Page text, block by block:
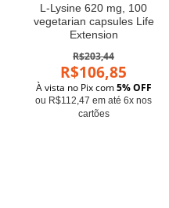
L-Lysine 620 mg, 100
vegetarian capsules Life
Extension
R$203,44
R$106,85
À vista no Pix com5% OFF
ou R$112,47 em até 6x nos
cartões